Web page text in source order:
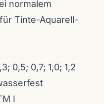
normalem
Tinte-Aquarell-
0,5; 0,7; 1,0; 1,2
I